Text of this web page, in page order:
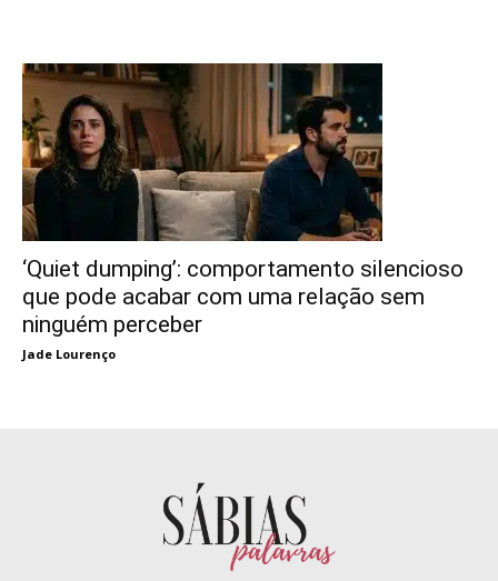
‘Quiet dumping’: comportamento silencioso
que pode acabar com uma relação sem
ninguém perceber
Jade Lourenço